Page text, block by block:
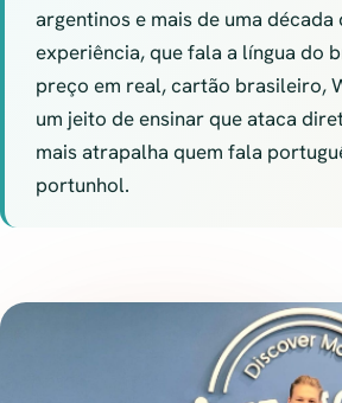
argentinos e mais de uma década
experiência, que fala a língua do
preço em real, cartão brasileiro,
um jeito de ensinar que ataca
mais atrapalha quem fala
portunhol.